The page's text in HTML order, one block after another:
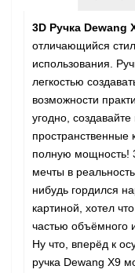
3D Ручка Dewang
отличающийся
использования.
легкостью
возможности
угодно,
пространственные
полную мощность!
мечты в
нибудь гордился
картиной, хотел
частью объёмного
Ну что, вперёд к
ручка Dewang X9